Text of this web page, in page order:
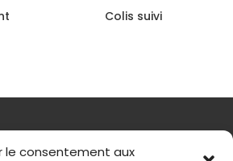
le consentement aux
Colis suivi
Rolland 69005 Lyon